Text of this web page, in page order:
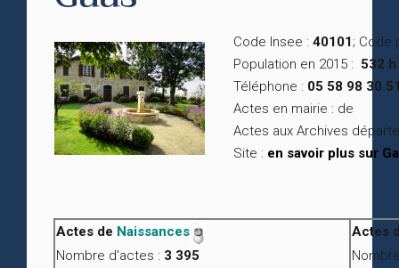
Code Insee : 40101; Code
Population en 2015 : 532 h
Téléphone : 05 58 98 30
Actes en mairie : de
Actes aux Archives
Site : en savoir plus sur
Actes de Naissances
Nombre d'actes : 3 395
Actes